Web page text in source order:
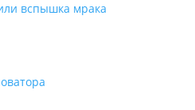
вспышка мрака